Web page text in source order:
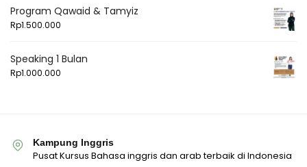
Program Qawaid & Tamyiz
Rp1.500.000
Speaking 1 Bulan
Rp1.000.000
Kampung Inggris
Pusat Kursus Bahasa inggris dan arab terbaik di Indonesia